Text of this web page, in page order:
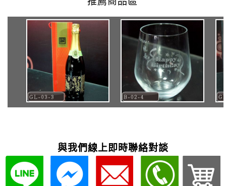
與我們線上即時聯絡對談